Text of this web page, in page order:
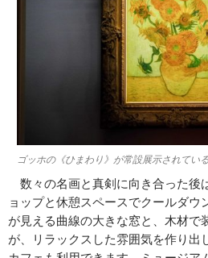
ゴッホの《ひまわり》が常設展示されている
数々の名画と真剣に向き合った後
ョップと休憩スペースでクールダウ
が見える曲線の大きな窓と、木材で
が、リラックスした雰囲気を作り出